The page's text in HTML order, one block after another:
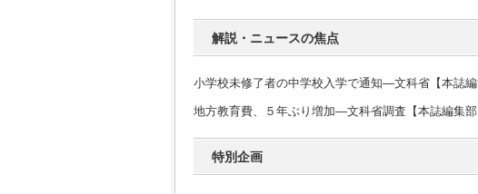
解説・ニュースの焦点
小学校未修了者の中学校入学で通知―文科省【本誌編
地方教育費、５年ぶり増加―文科省調査【本誌編集部
特別企画